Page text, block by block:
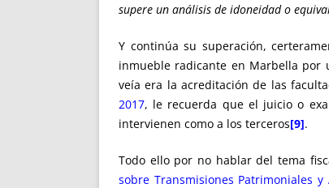
supere un análisis de idoneidad o
Y continúa su superación,
inmueble radicante en Marbella por
veía era la acreditación de las
2017, le recuerda que el juicio o
intervienen como a los terceros[9].
Todo ello por no hablar del tema
sobre Transmisiones Patrimoniales y